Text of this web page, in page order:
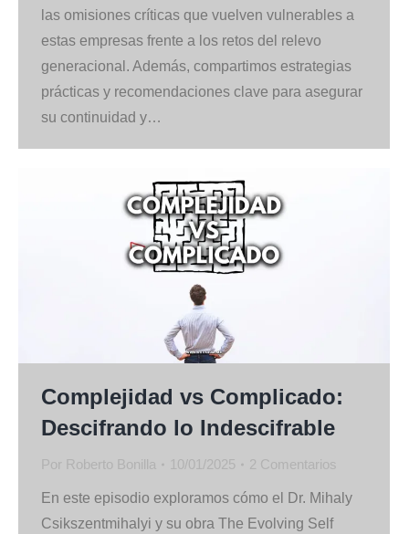
las omisiones críticas que vuelven vulnerables a
estas empresas frente a los retos del relevo
generacional. Además, compartimos estrategias
prácticas y recomendaciones clave para asegurar
su continuidad y…
Complejidad vs Complicado:
Descifrando lo Indescifrable
Por Roberto Bonilla 10/01/2025 2 Comentarios
En este episodio exploramos cómo el Dr. Mihaly
Csikszentmihalyi y su obra The Evolving Self